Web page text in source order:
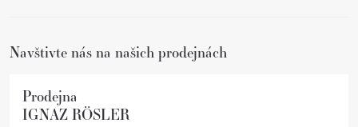
Navštivte nás na našich prodejnách
Prodejna
IGNAZ RÖSLER